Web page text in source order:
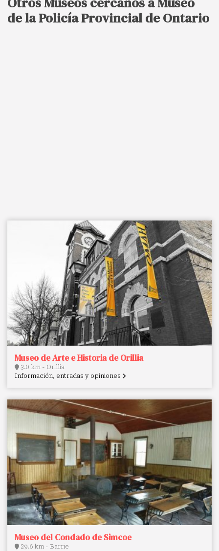
de la Policía Provincial de Ontario
Museo de Arte e Historia de Orillia
3.0 km - Orillia
Información, entradas y opiniones
Museo del Condado de Simcoe
29.6 km - Barrie